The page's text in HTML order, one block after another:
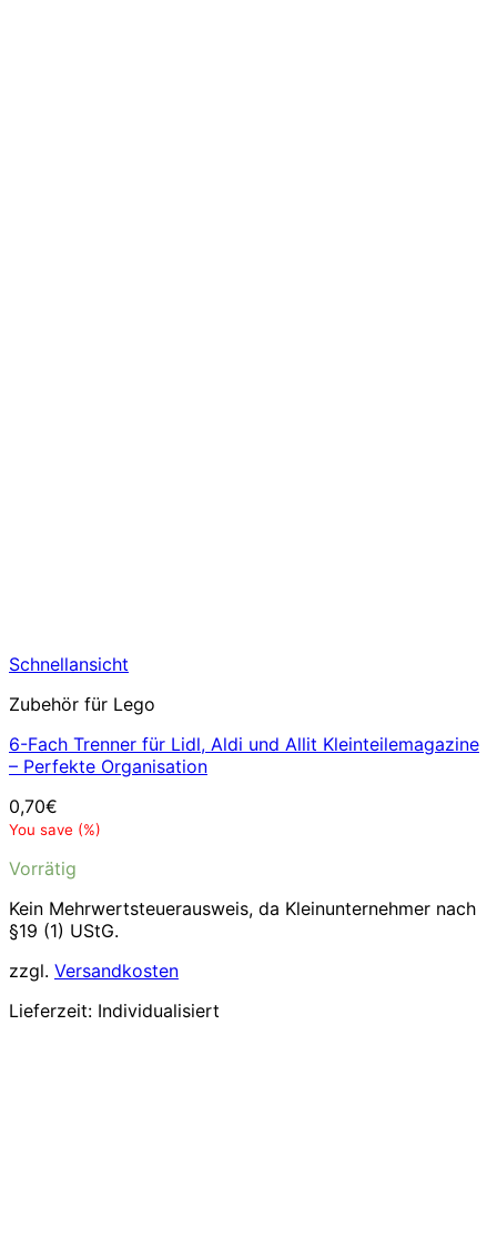
Schnellansicht
Zubehör für Lego
6-Fach Trenner für Lidl, Aldi und Allit Kleinteilemagazine
– Perfekte Organisation
0,70€
You save (%)
Vorrätig
Kein Mehrwertsteuerausweis, da Kleinunternehmer nach
§19 (1) UStG.
zzgl. Versandkosten
Lieferzeit: Individualisiert